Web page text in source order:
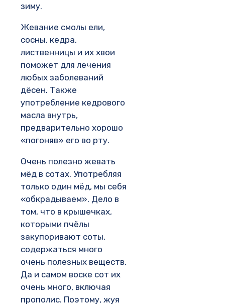
зиму.
Жевание смолы ели,
сосны, кедра,
лиственницы и их хвои
поможет для лечения
любых заболеваний
дёсен. Также
употребление кедрового
масла внутрь,
предварительно хорошо
«погоняв» его во рту.
Очень полезно жевать
мёд в сотах. Употребляя
только один мёд, мы себя
«обкрадываем». Дело в
том, что в крышечках,
которыми пчёлы
закупоривают соты,
содержаться много
очень полезных веществ.
Да и самом воске сот их
очень много, включая
прополис. Поэтому, жуя